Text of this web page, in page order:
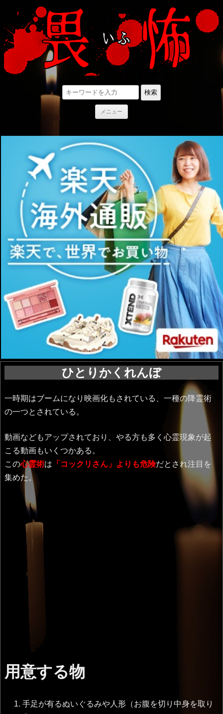
検索
メニュー
ス
キ
ッ
プ
ひとりかくれんぼ
一時期はブームになり映画化もされている、一種の降霊術
の一つとされている。
動画などもアップされており、やる方も多く心霊現象が起
こる動画もいくつかある。
この心霊術は 「コックリさん」よりも危険だとされ注目を
集めた。
用意する物
手足が有るぬいぐるみや人形（お腹を切り中身を取り